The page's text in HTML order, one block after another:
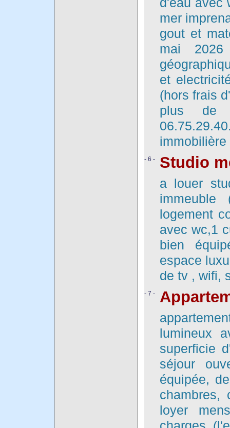
d'eau avec
mer
gout et
mai 2026
et
(hors frais
plus de
- 6 - Studio
a louer
logement
avec wc,1
bien
espace
de tv , wifi,
- 7 -
lumineux
superficie
séjour
équipée,
chambres,
loyer